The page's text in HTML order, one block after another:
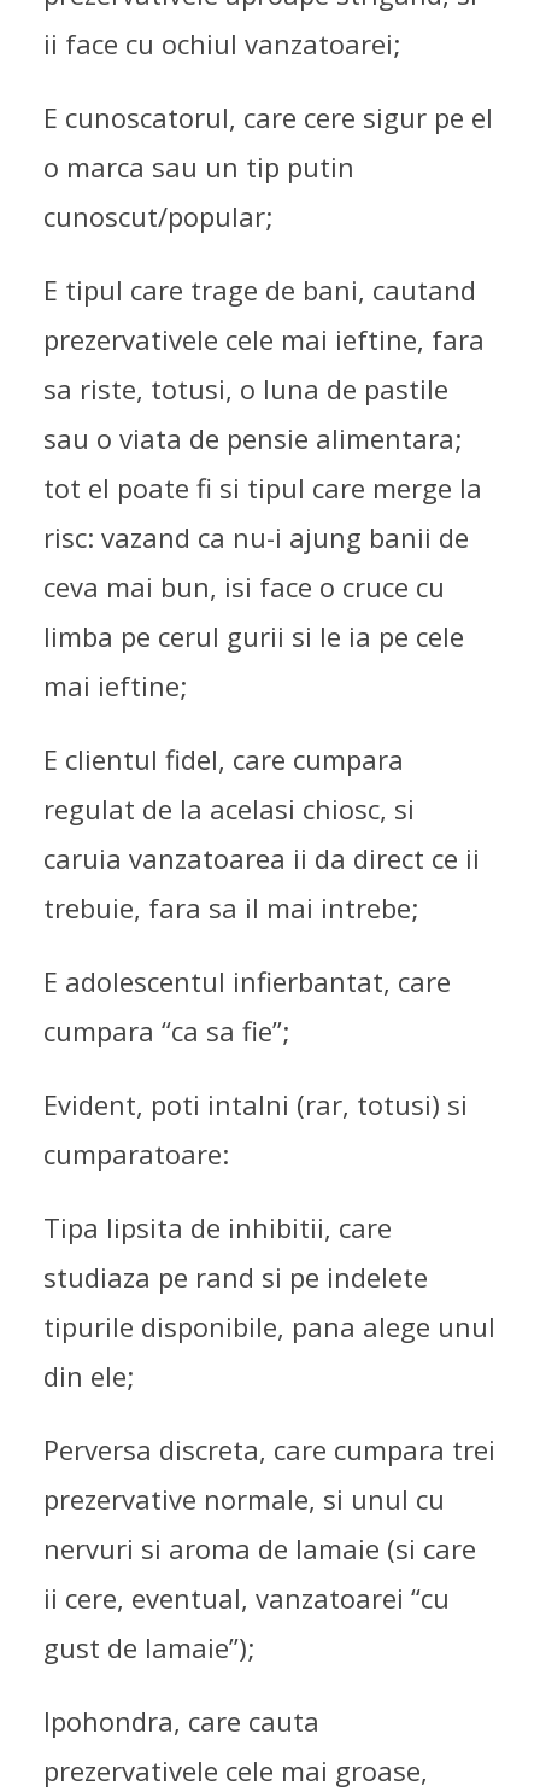
ii face cu ochiul vanzatoarei;
E cunoscatorul, care cere sigur pe el
o marca sau un tip putin
cunoscut/popular;
E tipul care trage de bani, cautand
prezervativele cele mai ieftine, fara
sa riste, totusi, o luna de pastile
sau o viata de pensie alimentara;
tot el poate fi si tipul care merge la
risc: vazand ca nu-i ajung banii de
ceva mai bun, isi face o cruce cu
limba pe cerul gurii si le ia pe cele
mai ieftine;
E clientul fidel, care cumpara
regulat de la acelasi chiosc, si
caruia vanzatoarea ii da direct ce ii
trebuie, fara sa il mai intrebe;
E adolescentul infierbantat, care
cumpara “ca sa fie”;
Evident, poti intalni (rar, totusi) si
cumparatoare:
Tipa lipsita de inhibitii, care
studiaza pe rand si pe indelete
tipurile disponibile, pana alege unul
din ele;
Perversa discreta, care cumpara trei
prezervative normale, si unul cu
nervuri si aroma de lamaie (si care
ii cere, eventual, vanzatoarei “cu
gust de lamaie”);
Ipohondra, care cauta
prezervativele cele mai groase,